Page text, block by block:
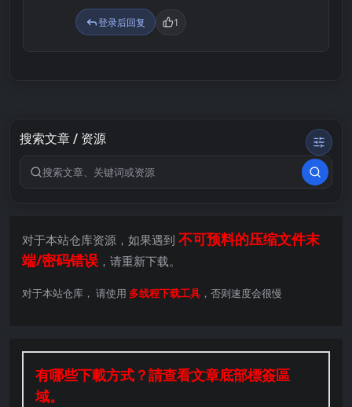
登录后回复 1
搜索文章 / 资源
搜索关键词
对于本站仓库资源，如果遇到 不可预料的压缩文件末
端/密码错误 ，请重新下载。
对于本站仓库， 请使用 多线程下载工具 ，否则速度会很慢
有哪些下載方式？請查看文章底部標簽區
域。